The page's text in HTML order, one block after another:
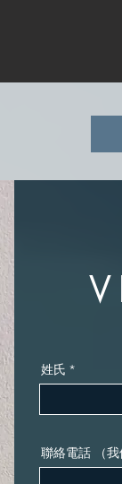
姓氏
聯絡電話 （